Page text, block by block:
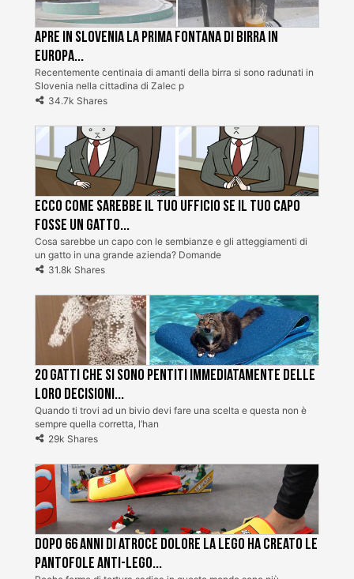
Apre in Slovenia la prima fontana di birra in
Europa...
Recentemente centinaia di amanti della birra si sono radunati in
Slovenia nella cittadina di Zalec p
34.7k Shares
Ecco come sarebbe il tuo ufficio se il tuo capo
fosse un gatto...
Cosa sarebbe un capo con le sembianze e gli atteggiamenti di
un gatto in una grande azienda? Domande
31.8k Shares
20 gatti che si sono pentiti immediatamente delle
loro decisioni...
Quando ti trovi ad un bivio devi fare una scelta e questa non è
sempre quella corretta, l’han
29k Shares
Dopo 66 anni di atroce dolore la Lego ha creato le
pantofole Anti-Lego...